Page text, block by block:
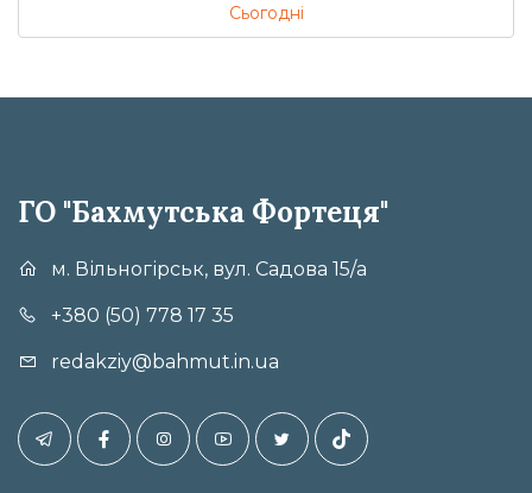
Сьогодні
ГО "Бахмутська Фортеця"
м. Вільногірськ, вул. Садова 15/а
+380 (50) 778 17 35
redakziy@bahmut.in.ua